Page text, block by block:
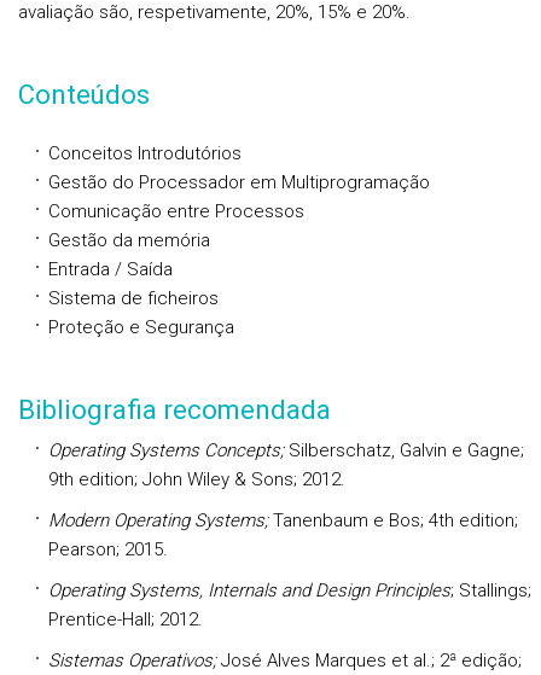
avaliação são, respetivamente, 20%, 15% e 20%.
Conteúdos
Conceitos Introdutórios
Gestão do Processador em Multiprogramação
Comunicação entre Processos
Gestão da memória
Entrada / Saída
Sistema de ficheiros
Proteção e Segurança
Bibliografia recomendada
Operating Systems Concepts;Silberschatz, Galvin e Gagne;
9th edition; John Wiley & Sons; 2012.
Modern Operating Systems;Tanenbaum e Bos; 4th edition;
Pearson; 2015.
Operating Systems, Internals and Design Principles; Stallings;
Prentice-Hall; 2012.
Sistemas Operativos;José Alves Marques et al.; 2ª edição;